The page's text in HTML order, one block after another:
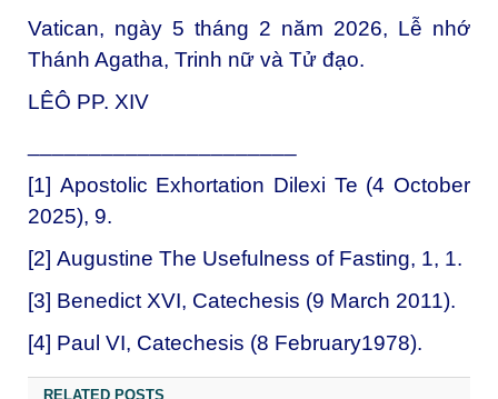
Vatican, ngày 5 tháng 2 năm 2026, Lễ nhớ
Thánh Agatha, Trinh nữ và Tử đạo.
LÊÔ PP. XIV
[1] Apostolic Exhortation Dilexi Te (4 October
2025), 9.
[2] Augustine The Usefulness of Fasting, 1, 1.
[3] Benedict XVI, Catechesis (9 March 2011).
[4] Paul VI, Catechesis (8 February1978).
RELATED POSTS